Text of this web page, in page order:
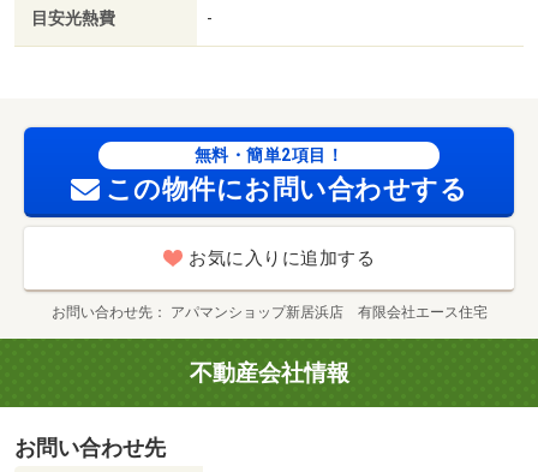
目安光熱費 -
無料・簡単2項目！
この物件にお問い合わせする
お気に入りに追加する
お問い合わせ先 アパマンショップ新居浜店 有限会社エース住宅
不動産会社情報
お問い合わせ先